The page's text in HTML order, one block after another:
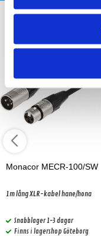
Monacor MECR-100/SW
1m lång XLR-kabel hane/hona
Snabblager 1-3 dagar
Finns i lagershop Göteborg